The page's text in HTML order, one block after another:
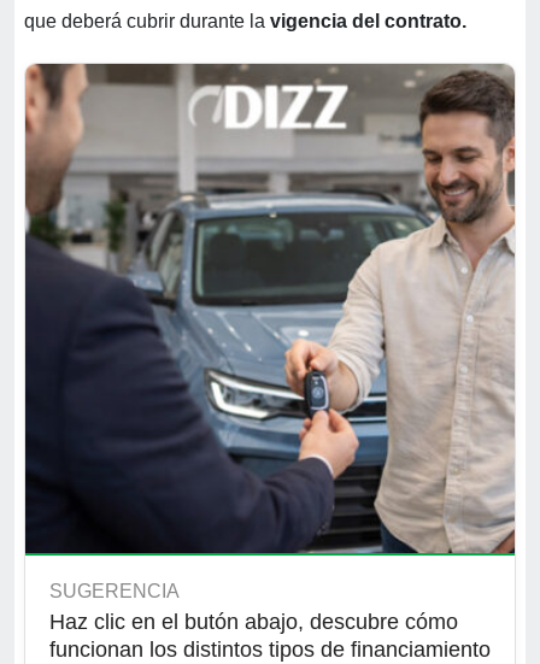
que deberá cubrir durante la vigencia del contrato.
SUGERENCIA
Haz clic en el butón abajo, descubre cómo
funcionan los distintos tipos de financiamiento